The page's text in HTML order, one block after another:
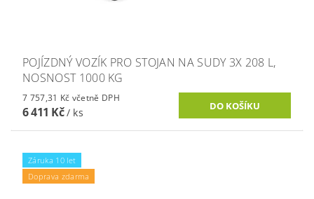
POJÍZDNÝ VOZÍK PRO STOJAN NA SUDY 3X 208 L,
NOSNOST 1000 KG
7 757,31 Kč včetně DPH
6 411 Kč/ ks
Záruka 10 let
Doprava zdarma